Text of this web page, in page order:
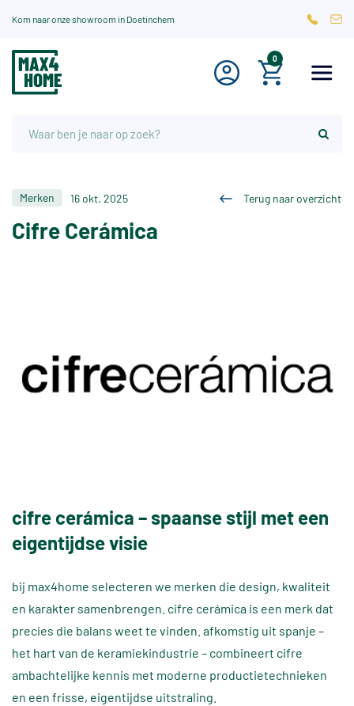
Kom naar onze showroom in Doetinchem
0
Merken 16 okt. 2025 Terug naar overzicht
Cifre Cerámica
cifre cerámica – spaanse stijl met een
eigentijdse visie
bij max4home selecteren we merken die design, kwaliteit
en karakter samenbrengen. cifre cerámica is een merk dat
precies die balans weet te vinden. afkomstig uit spanje –
het hart van de keramiekindustrie – combineert cifre
ambachtelijke kennis met moderne productietechnieken
en een frisse, eigentijdse uitstraling.